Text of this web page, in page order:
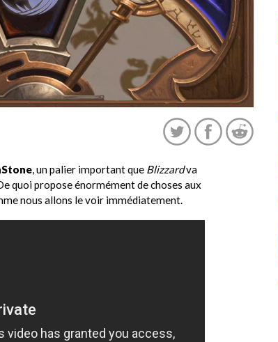
, un palier important que Blizzardva
quoi propose énormément de choses aux
nous allons le voir immédiatement.